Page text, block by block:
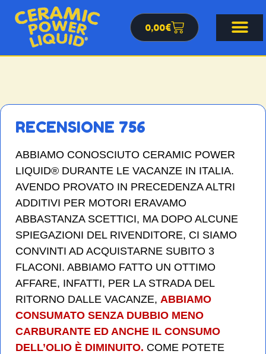
0,00€
RECENSIONE 756
ABBIAMO CONOSCIUTO CERAMIC POWER
LIQUID® DURANTE LE VACANZE IN ITALIA.
AVENDO PROVATO IN PRECEDENZA ALTRI
ADDITIVI PER MOTORI ERAVAMO
ABBASTANZA SCETTICI, MA DOPO ALCUNE
SPIEGAZIONI DEL RIVENDITORE, CI SIAMO
CONVINTI AD ACQUISTARNE SUBITO 3
FLACONI. ABBIAMO FATTO UN OTTIMO
AFFARE, INFATTI, PER LA STRADA DEL
RITORNO DALLE VACANZE, ABBIAMO
CONSUMATO SENZA DUBBIO MENO
CARBURANTE ED ANCHE IL CONSUMO
DELL’OLIO È DIMINUITO. COME POTETE